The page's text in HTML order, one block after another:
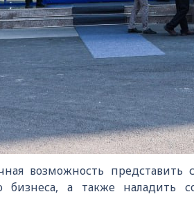
возможность
бизнеса, а также наладить